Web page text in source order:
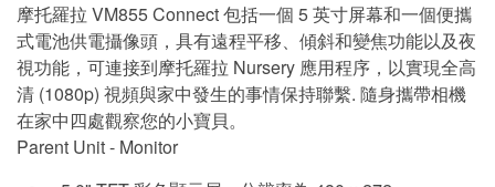
摩托羅拉 VM855 Connect 包括一個 5 英寸屏幕和一個便攜
式電池供電攝像頭，具有遠程平移、傾斜和變焦功能以及夜
視功能，可連接到摩托羅拉 Nursery 應用程序，以實現全高
清 (1080p) 視頻與家中發生的事情保持聯繫. 隨身攜帶相機
在家中四處觀察您的小寶貝。
Parent Unit - Monitor